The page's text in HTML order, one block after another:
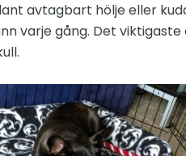
avtagbart hölje eller
varje gång. Det